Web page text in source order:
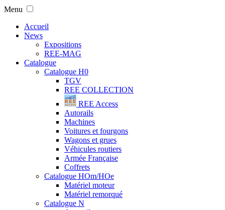
Menu
Accueil
News
Expositions
REE-MAG
Catalogue
Catalogue H0
TGV
REE COLLECTION
REE Access
Autorails
Machines
Voitures et fourgons
Wagons et grues
Véhicules routiers
Armée Française
Coffrets
Catalogue HOm/HOe
Matériel moteur
Matériel remorqué
Catalogue N